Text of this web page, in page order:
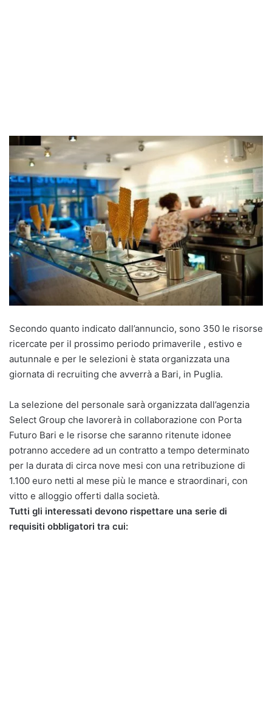
Secondo quanto indicato dall’annuncio, sono 350 le risorse
ricercate per il prossimo periodo primaverile , estivo e
autunnale e per le selezioni è stata organizzata una
giornata di recruiting che avverrà a Bari, in Puglia.
La selezione del personale sarà organizzata dall’agenzia
Select Group che lavorerà in collaborazione con Porta
Futuro Bari e le risorse che saranno ritenute idonee
potranno accedere ad un contratto a tempo determinato
per la durata di circa nove mesi con una retribuzione di
1.100 euro netti al mese più le mance e straordinari, con
vitto e alloggio offerti dalla società.
Tutti gli interessati devono rispettare una serie di
requisiti obbligatori tra cui: